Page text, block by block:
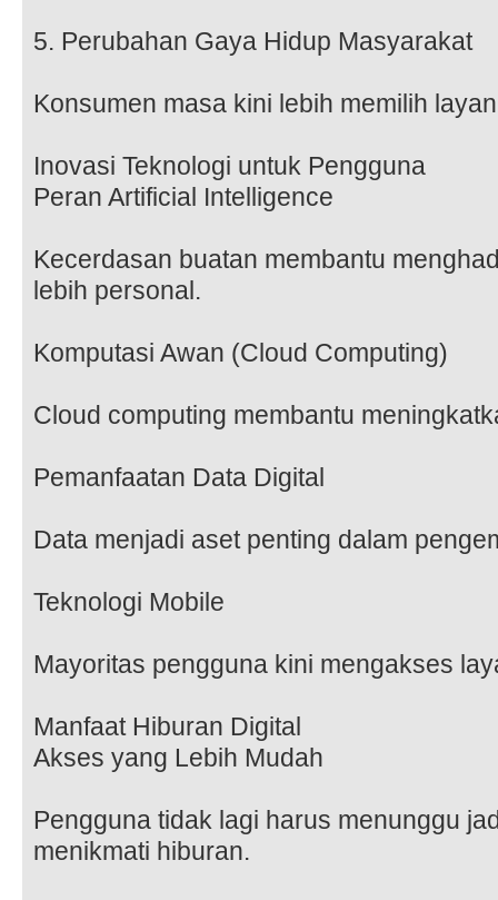
5. Perubahan Gaya Hidup Masyarakat
Konsumen masa kini lebih memilih
Inovasi Teknologi untuk Pengguna
Peran Artificial Intelligence
Kecerdasan buatan membantu
lebih personal.
Komputasi Awan (Cloud Computing)
Cloud computing membantu
Pemanfaatan Data Digital
Data menjadi aset penting dalam
Teknologi Mobile
Mayoritas pengguna kini mengakses
Manfaat Hiburan Digital
Akses yang Lebih Mudah
Pengguna tidak lagi harus menunggu
menikmati hiburan.